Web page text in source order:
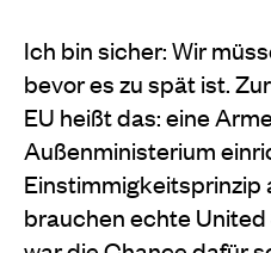
Ich bin sicher: Wir
bevor es zu spät ist.
EU heißt das: eine
Außenministerium
Einstimmigkeitsprinzip
brauchen echte